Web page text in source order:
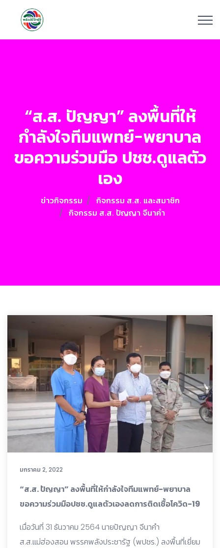
“ส.ส. ปัญญา” ลงพื้นที่ให้
กำลังใจทีมแพทย์-พยาบาล
ขอความร่วมมือ ปชช.ดูแลตัว
เอง
ข่าวกิจกรรม
กิจกรรม ส.ส. และสมาชิก
กิจกรรม ส.ส. ปัญญา จีนาคำ
มกราคม 2, 2022
“ส.ส. ปัญญา” ลงพื้นที่ให้กำลังใจทีมแพทย์-พยาบาล
ขอความร่วมมือปชช.ดูแลตัวเองลดการติดเชื้อโควิด-19
เมื่อวันที่ 31 ธันวาคม 2564 นายปัญญา จีนาคำ
ส.ส.แม่ฮ่องสอน พรรคพลังประชารัฐ (พปชร.) ลงพื้นที่เยี่ยม